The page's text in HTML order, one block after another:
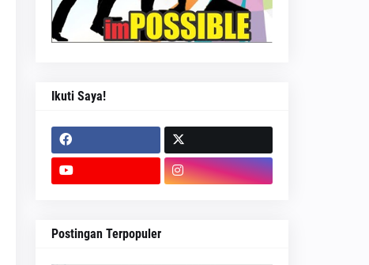
Ikuti Saya!
Postingan Terpopuler
STATISTIKA